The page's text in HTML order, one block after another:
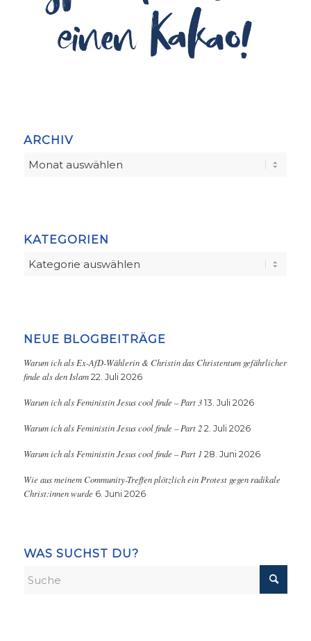
ARCHIV
KATEGORIEN
Kategorien
NEUE BLOGBEITRÄGE
Warum ich als Ex-AfD-Wählerin & Christin das Christentum gefährlicher
finde als den Islam 22. Juli 2026
Warum ich als Feministin Jesus cool finde – Part 3 13. Juli 2026
Warum ich als Feministin Jesus cool finde – Part 2 2. Juli 2026
Warum ich als Feministin Jesus cool finde – Part 1 28. Juni 2026
Wie aus meinem Community-Treffen plötzlich ein Protest gegen radikale
Christ:innen wurde 6. Juni 2026
WAS SUCHST DU?